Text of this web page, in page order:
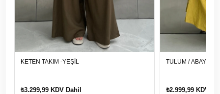
KETEN TAKIM -YEŞİL
₺3.299,99 KDV Dahil
TULUM / ABAYA -
₺2.999,99 KDV